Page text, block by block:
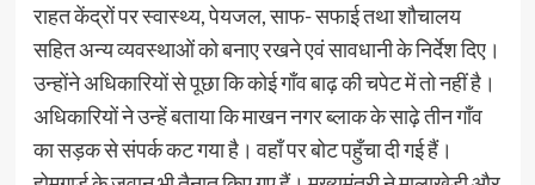
राहत केंद्रों पर स्वास्थ्य, पेयजल, साफ- सफाई तथा शौचालय
सहित अन्य व्यवस्थाओं को बनाए रखने एवं सावधानी के निर्देश दिए।
उन्होंने अधिकारियों से पूछा कि कोई गाँव बाढ़ की चपेट में तो नहीं है।
अधिकारियों ने उन्हें बताया कि माखन नगर ब्लाक के साढ़े तीन गाँव
का सड़क से संपर्क कट गया है। वहाँ पर बोट पहुँचा दी गई हैं।